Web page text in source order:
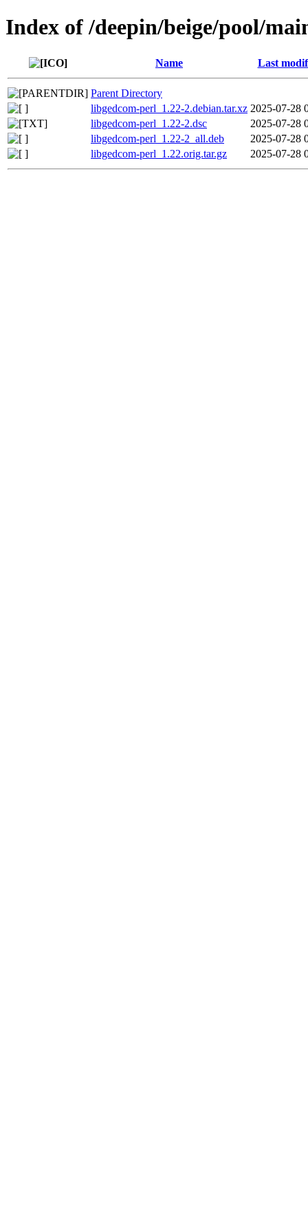
Index of /deepin/beige/pool/
Name Last
Parent Directory
libgedcom-perl_1.22-2.debian.tar.xz 2025-07-28
libgedcom-perl_1.22-2.dsc
2025-07-28
libgedcom-perl_1.22-2_all.deb
2025-07-28
libgedcom-perl_1.22.orig.tar.gz
2025-07-28